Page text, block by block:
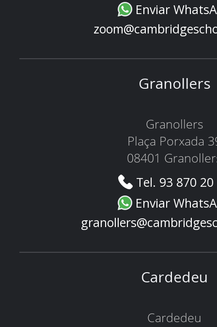
Enviar
Granollers
Granollers
Plaça Porxada
08401
Tel. 93 870
Enviar
Cardedeu
Cardedeu